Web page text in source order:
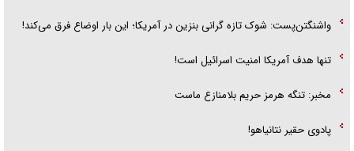
واشنگتن‌پست: شوک تازه گرانی بنزین در آمریکا؛ این بار اوضاع فرق می‌کند!
تنها هدف آمریکا امنیت اسرائیل است!
مخبر: تنگه هرمز حریم بلامنازع ماست
پادوی حقیر نتانیاهو!